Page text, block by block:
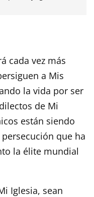
cada vez más
a Mis
la vida por ser
de Mi
están siendo
que ha
la élite mundial
Iglesia, sean